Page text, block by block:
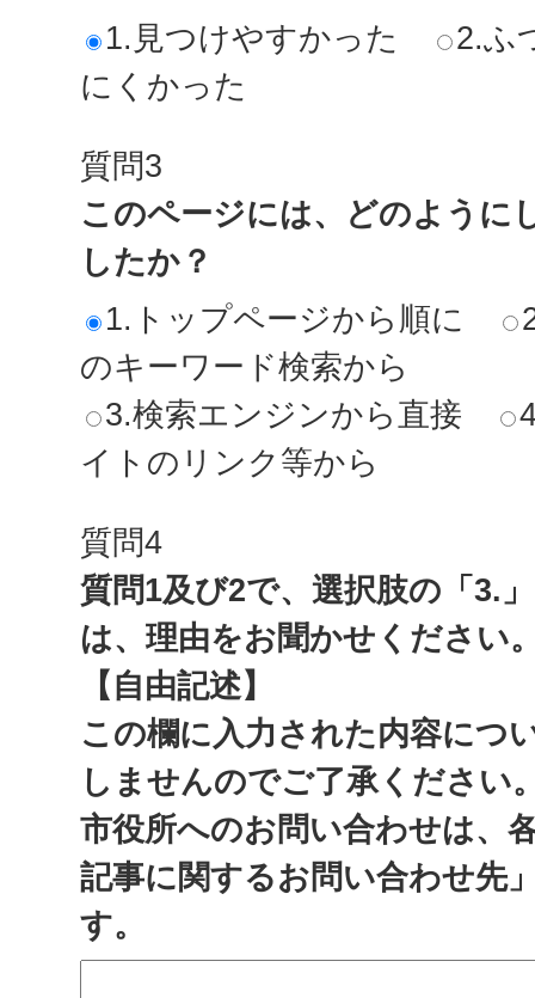
1.見つけやすかった
2.ふ
にくかった
質問3
このページには、どのように
したか？
1.トップページから順に
のキーワード検索から
3.検索エンジンから直接
イトのリンク等から
質問4
質問1及び2で、選択肢の「3.
は、理由をお聞かせください
【自由記述】
この欄に入力された内容につ
しませんのでご了承ください
市役所へのお問い合わせは、
記事に関するお問い合わせ先
す。